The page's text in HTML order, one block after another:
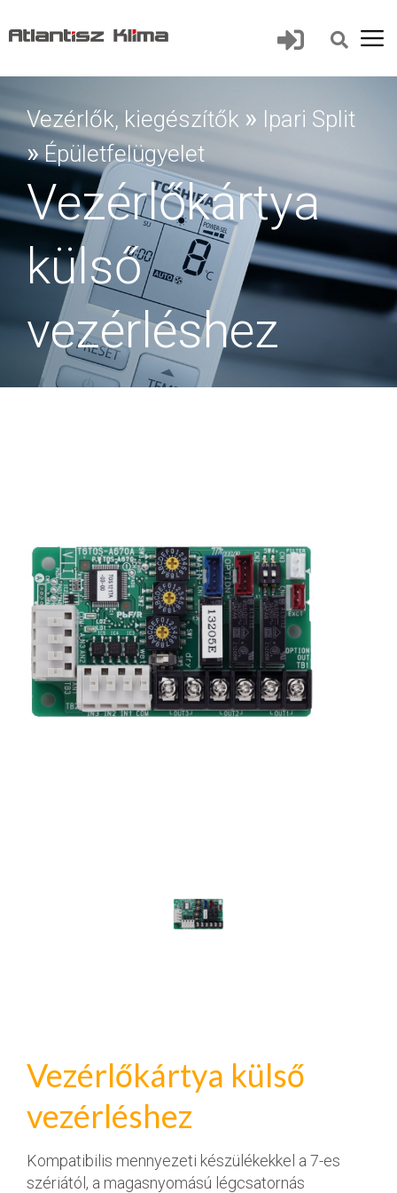
Vezérlők, kiegészítők » Ipari Split
» Épületfelügyelet
Vezérlőkártya
külső
vezérléshez
Vezérlőkártya külső
vezérléshez
Kompatibilis mennyezeti készülékekkel a 7-es
szériától, a magasnyomású légcsatornás